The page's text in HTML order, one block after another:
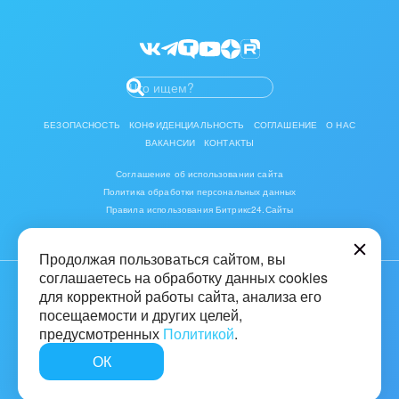
Разработчикам приложений
БЕЗОПАСНОСТЬ КОНФИДЕНЦИАЛЬНОСТЬ СОГЛАШЕНИЕ
О НАС
ВАКАНСИИ
КОНТАКТЫ
Соглашение об использовании сайта
Политика обработки персональных данных
Правила использования Битрикс24.Сайты
© 2001-2026 «Битрикс», «1С-Битрикс». Работает на «1С-Битрикс:
16+
Быстро с 1С-Битрикс
Продолжая пользоваться сайтом, вы
соглашаетесь на обработку данных cookies
для корректной работы сайта, анализа его
посещаемости и других целей,
предусмотренных Политикой.
ОК